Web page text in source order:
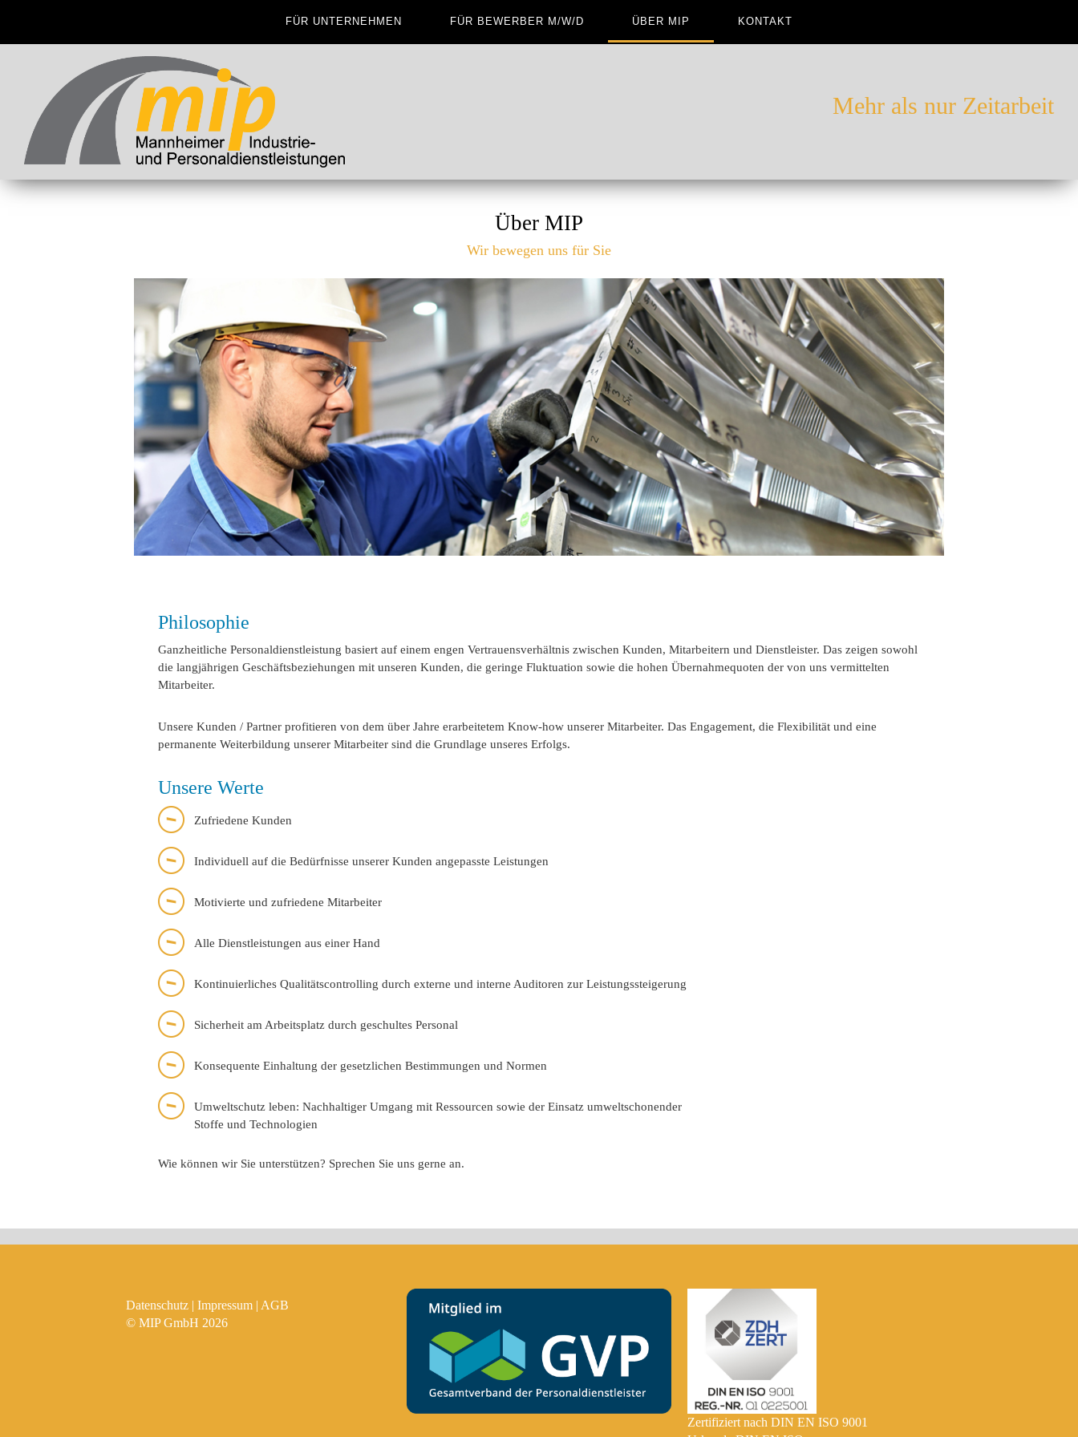
FÜR UNTERNEHMEN FÜR BEWERBER M/W/D ÜBER MIP KONTAKT
Mehr als nur Zeitarbeit
Über MIP
Wir bewegen uns für Sie
Philosophie
Ganzheitliche Personaldienstleistung basiert auf einem engen Vertrauensverhältnis zwischen Kunden, Mitarbeitern und Dienstleister. Das zeigen sowohl
die langjährigen Geschäftsbeziehungen mit unseren Kunden, die geringe Fluktuation sowie die hohen Übernahmequoten der von uns vermittelten
Mitarbeiter.
Unsere Kunden / Partner profitieren von dem über Jahre erarbeitetem Know-how unserer Mitarbeiter. Das Engagement, die Flexibilität und eine
permanente Weiterbildung unserer Mitarbeiter sind die Grundlage unseres Erfolgs.
Unsere Werte
Zufriedene Kunden
Individuell auf die Bedürfnisse unserer Kunden angepasste Leistungen
Motivierte und zufriedene Mitarbeiter
Alle Dienstleistungen aus einer Hand
Kontinuierliches Qualitätscontrolling durch externe und interne Auditoren zur Leistungssteigerung
Sicherheit am Arbeitsplatz durch geschultes Personal
Konsequente Einhaltung der gesetzlichen Bestimmungen und Normen
Umweltschutz leben: Nachhaltiger Umgang mit Ressourcen sowie der Einsatz umweltschonender
Stoffe und Technologien
Wie können wir Sie unterstützen? Sprechen Sie uns gerne an.
Datenschutz | Impressum | AGB
© MIP GmbH 2026
Zertifiziert nach DIN EN ISO 9001